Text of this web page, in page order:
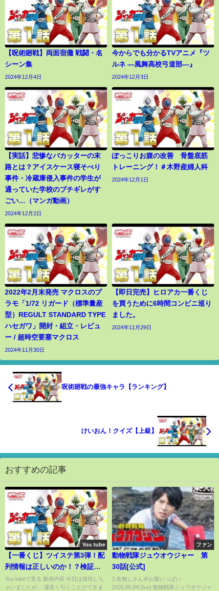
【呪術廻戦】両面宿儺 戦闘・名
シーン集
2024年12月4日
今からでも分かるTVアニメ『ツ
ルネ ―風舞高校弓道部―』
2024年12月3日
【実話】悲惨なバカッターの末
路とは？アイスケース寝そべり
事件・冷蔵庫侵入事件の学生が
通っていた学校のブチギレがす
ごい…（マンガ動画）
2024年12月2日
ぽっこりお腹の改善 骨盤底筋
トレーニング！＃木野産婦人科
2024年12月1日
2022年2月末発売 マクロスのプ
ラモ「1/72 リガード（標準量産
型）REGULT STANDARD TYPE
ハセガワ」開封・組立・レビュ
ー / 超時空要塞マクロス
2024年11月30日
【即日完売】ヒロアカ一番くじ
を買うために6時間コンビニ巡り
ました。
2024年11月29日
呪術廻戦の最強キャラ【ランキング】
けいおん！クイズ【上級】
おすすめの記事
You tube
【一番くじ】ツイステ第3弾！配
列情報は正しいのか！？検証し
てみた。式典服いいねー【ツイ
ステッドワンダーランド】
You tubeで見る 動画内容 今日は寝坊しち
ゃいましたが、 運良く引くことができま
ファン
動物戦隊ジュウオウジャー 第
30話[公式]
1:名無しさん＠お腹いっぱい
2025.05.04(Sun) 動物戦隊ジュウオウジャ